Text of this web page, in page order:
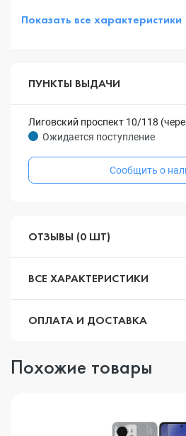
Показать все характеристики
ПУНКТЫ ВЫДАЧИ
Лиговский проспект 10/118
Ожидается поступление
Сообщить о
ОТЗЫВЫ (0 ШТ)
ВСЕ ХАРАКТЕРИСТИКИ
ОПЛАТА И ДОСТАВКА
Похожие товары